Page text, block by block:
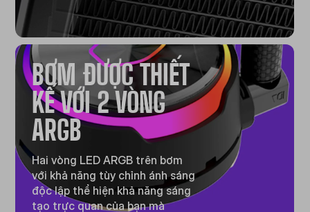
BƠM ĐƯỢC THIẾT
KẾ VỚI 2 VÒNG
ARGB
Hai vòng LED ARGB trên bơm
với khả năng tùy chỉnh ánh sáng
độc lập thể hiện khả năng sáng
tạo trực quan của bạn mà